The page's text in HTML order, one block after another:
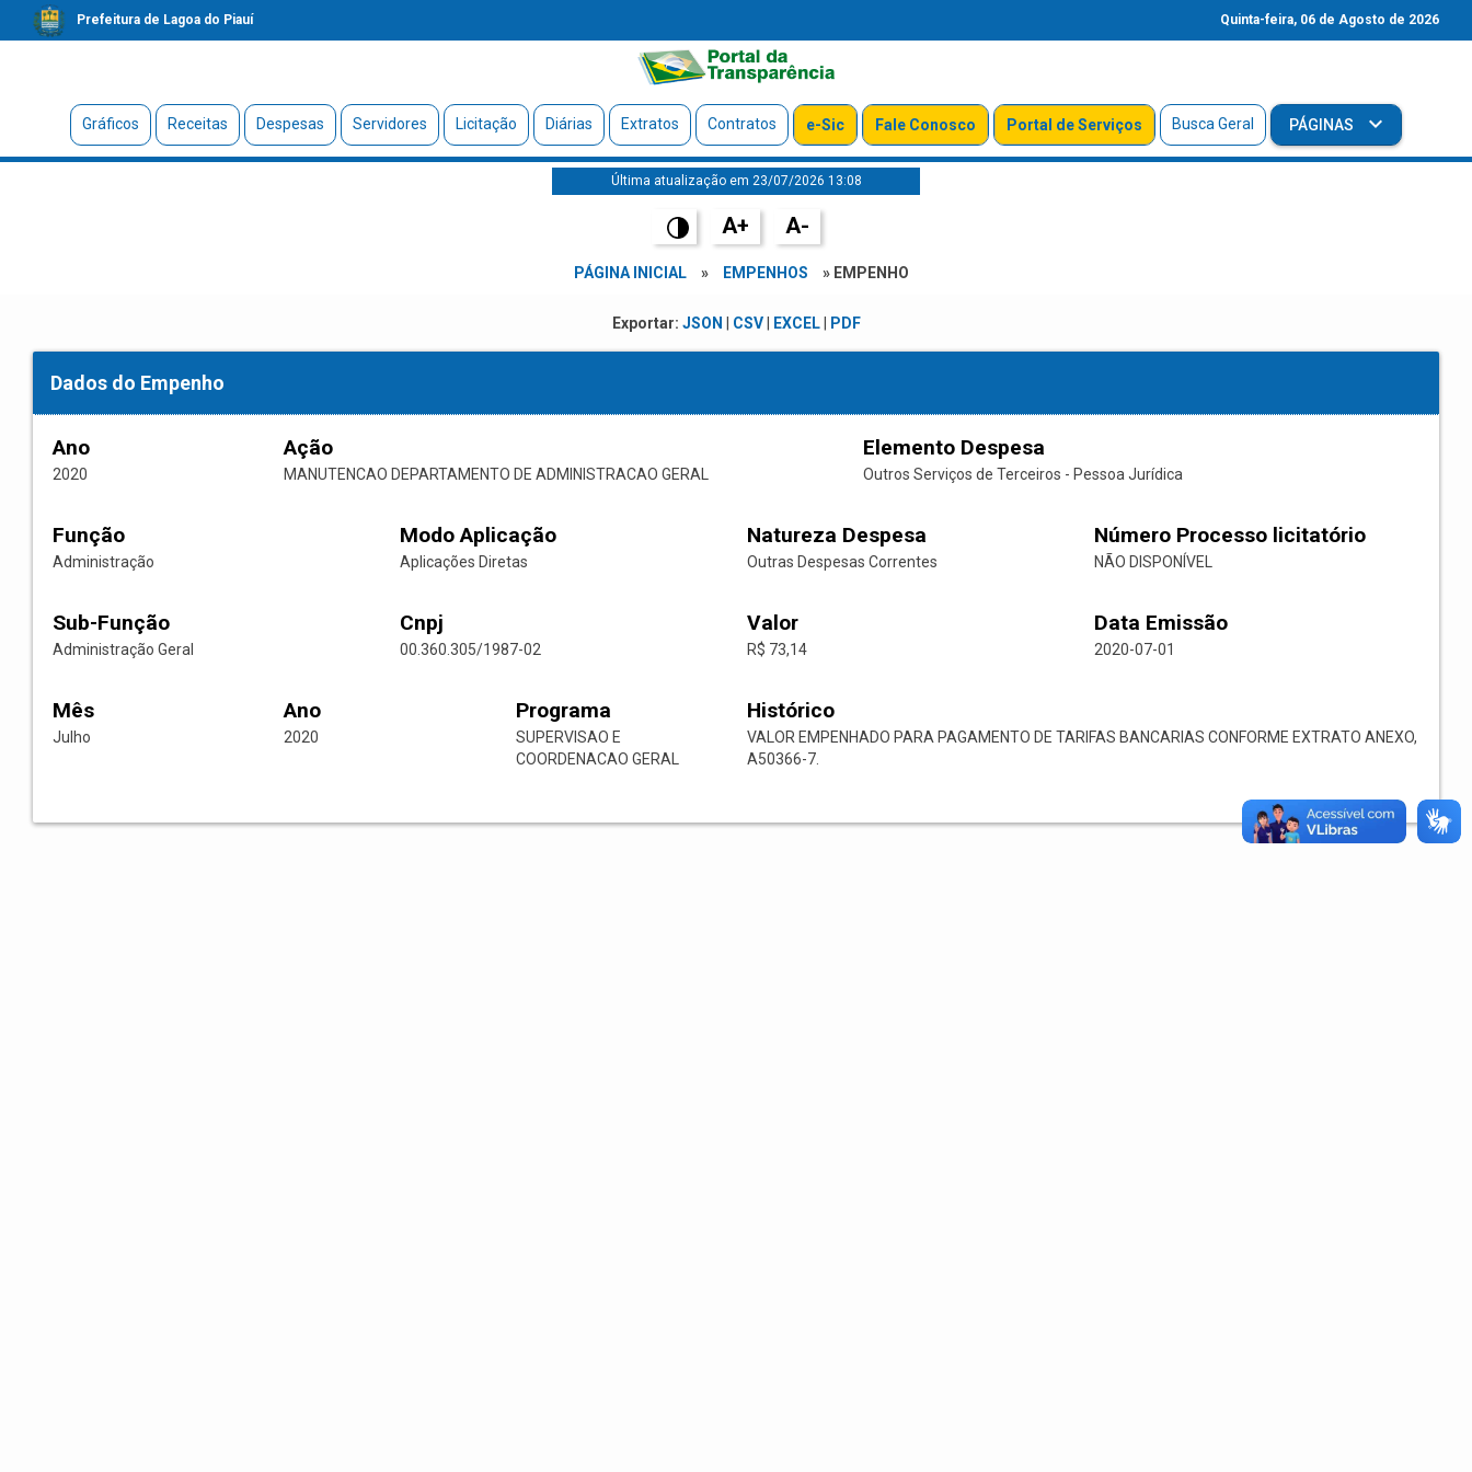
Prefeitura de Lagoa do Piauí Quinta-feira, 06 de Agosto de 2026
Gráficos Receitas Despesas Servidores Licitação Diárias Extratos Contratos e-Sic Fale Conosco Portal de Serviços Busca Geral PÁGINAS
Última atualização em 23/07/2026 13:08
A+ A-
PÁGINA INICIAL » EMPENHOS » EMPENHO
Exportar: JSON CSV| EXCEL| PDF
Dados do Empenho
Ano
2020
Ação
MANUTENCAO DEPARTAMENTO DE ADMINISTRACAO GERAL
Elemento Despesa
Outros Serviços de Terceiros - Pessoa Jurídica
Função
Administração
Modo Aplicação
Aplicações Diretas
Natureza Despesa
Outras Despesas Correntes
Número Processo licitatório
NÃO DISPONÍVEL
Sub-Função
Administração Geral
Cnpj
00.360.305/1987-02
Valor
R$ 73,14
Data Emissão
2020-07-01
Mês
Julho
Ano
2020
Programa
SUPERVISAO E
COORDENACAO GERAL
Histórico
VALOR EMPENHADO PARA PAGAMENTO DE TARIFAS BANCARIAS CONFORME EXTRATO ANEXO,
A50366-7.